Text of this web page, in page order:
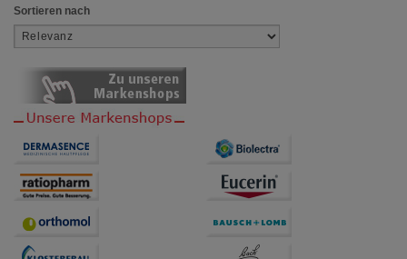
Sortieren nach